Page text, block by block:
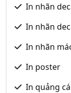
In nhãn
In nhãn
In nhãn
In poster
In quảng